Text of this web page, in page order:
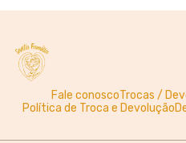
3x de R$ 29,97sem juros